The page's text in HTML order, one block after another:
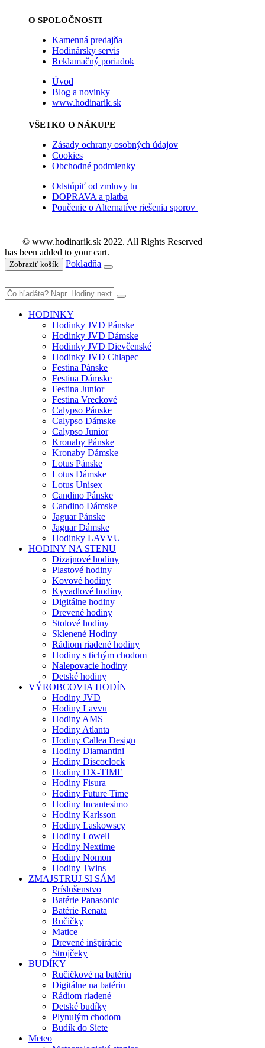
O SPOLOČNOSTI
Kamenná predajňa
Hodinársky servis
Reklamačný poriadok
Úvod
Blog a novinky
www.hodinarik.sk
VŠETKO O NÁKUPE
Zásady ochrany osobných údajov
Cookies
Obchodné podmienky
Odstúpiť od zmluvy tu
DOPRAVA a platba
Poučenie o Alternatíve riešenia sporov
© www.hodinarik.sk 2022. All Rights Reserved
has been added to your cart.
Zobraziť košík Pokladňa
HODINKY
Hodinky JVD Pánske
Hodinky JVD Dámske
Hodinky JVD Dievčenské
Hodinky JVD Chlapec
Festina Pánske
Festina Dámske
Festina Junior
Festina Vreckové
Calypso Pánske
Calypso Dámske
Calypso Junior
Kronaby Pánske
Kronaby Dámske
Lotus Pánske
Lotus Dámske
Lotus Unisex
Candino Pánske
Candino Dámske
Jaguar Pánske
Jaguar Dámske
Hodinky LAVVU
HODINY NA STENU
Dizajnové hodiny
Plastové hodiny
Kovové hodiny
Kyvadlové hodiny
Digitálne hodiny
Drevené hodiny
Stolové hodiny
Sklenené Hodiny
Rádiom riadené hodiny
Hodiny s tichým chodom
Nalepovacie hodiny
Detské hodiny
VÝROBCOVIA HODÍN
Hodiny JVD
Hodiny Lavvu
Hodiny AMS
Hodiny Atlanta
Hodiny Callea Design
Hodiny Diamantini
Hodiny Discoclock
Hodiny DX-TIME
Hodiny Fisura
Hodiny Future Time
Hodiny Incantesimo
Hodiny Karlsson
Hodiny Laskowscy
Hodiny Lowell
Hodiny Nextime
Hodiny Nomon
Hodiny Twins
ZMAJSTRUJ SI SÁM
Príslušenstvo
Batérie Panasonic
Batérie Renata
Ručičky
Matice
Drevené inšpirácie
Strojčeky
BUDÍKY
Ručičkové na batériu
Digitálne na batériu
Rádiom riadené
Detské budíky
Plynulým chodom
Budík do Siete
Meteo